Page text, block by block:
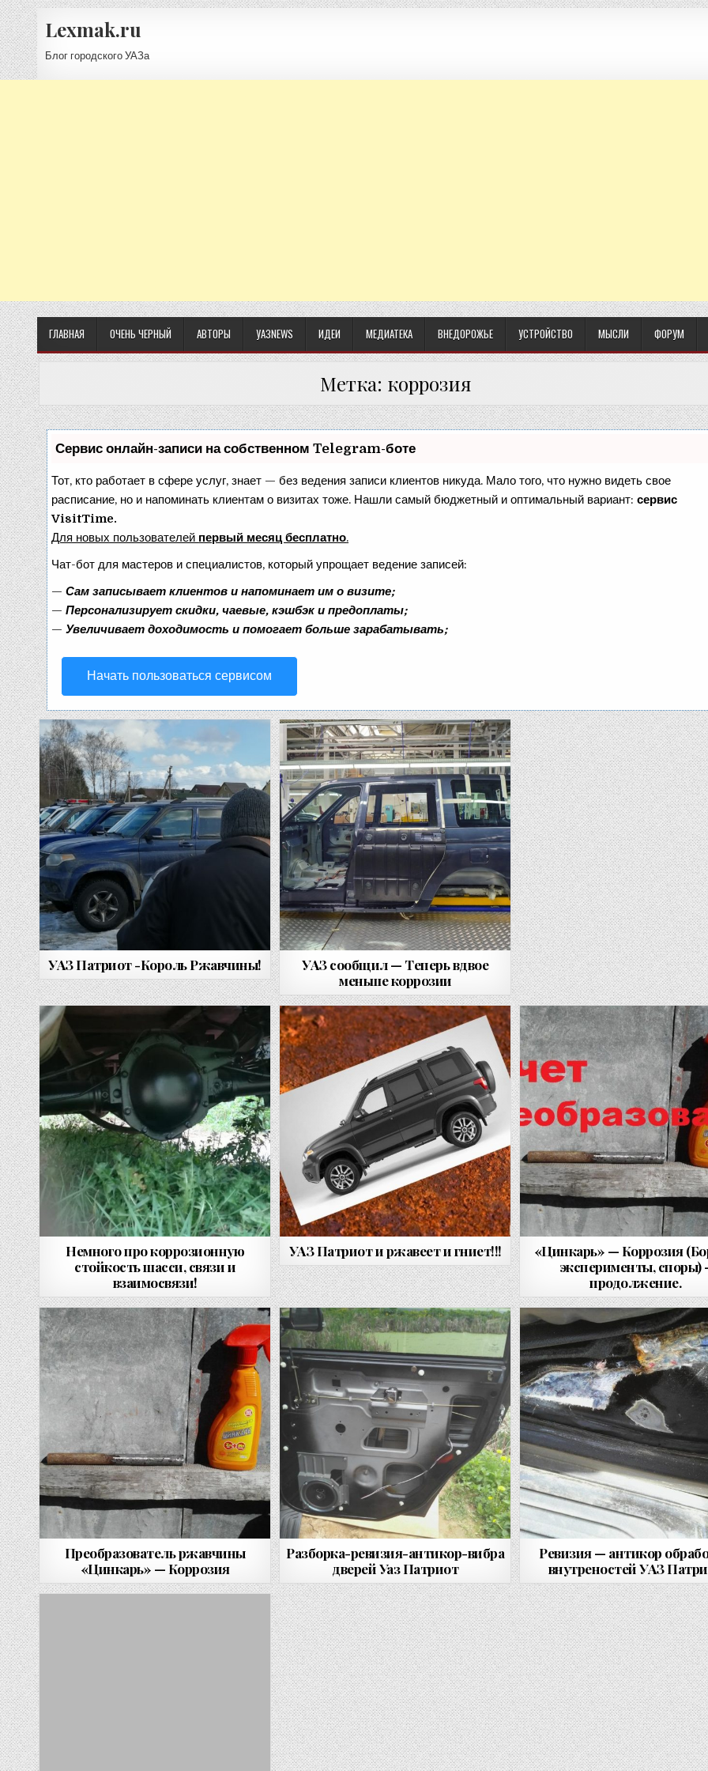
Lexmak.ru
Блог городского УАЗа
ГЛАВНАЯ ОЧЕНЬ ЧЕРНЫЙ АВТОРЫ УАЗNEWS ИДЕИ МЕДИАТЕКА ВНЕДОРОЖЬЕ УСТРОЙСТВО МЫСЛИ ФОРУМ
Метка: коррозия
Сервис онлайн-записи на собственном Telegram-боте
Тот, кто работает в сфере услуг, знает — без ведения записи клиентов никуда. Мало того, что нужно видеть свое
расписание, но и напоминать клиентам о визитах тоже. Нашли самый бюджетный и оптимальный вариант:сервис
VisitTime.
Для новых пользователей первый месяц бесплатно.
Чат-бот для мастеров и специалистов, который упрощает ведение записей:
—Сам записывает клиентов и напоминает им о визите;
—Персонализирует скидки, чаевые, кэшбэк и предоплаты;
—Увеличивает доходимость и помогает больше зарабатывать;
Начать пользоваться сервисом
УАЗ Патриот -Король Ржавчины!
УАЗ сообщил — Теперь вдвое
меньше коррозии
Немного про коррозионную
стойкость шасси, связи и
взаимосвязи!
УАЗ Патриот и ржавеет и гниет!!!
«Цинкарь» — Коррозия
эксперименты, споры)
продолжение.
Преобразователь ржавчины
«Цинкарь» — Коррозия
Разборка-ревизия-антикор-вибра
дверей Уаз Патриот
Ревизия — антикор
внутреностей УАЗ